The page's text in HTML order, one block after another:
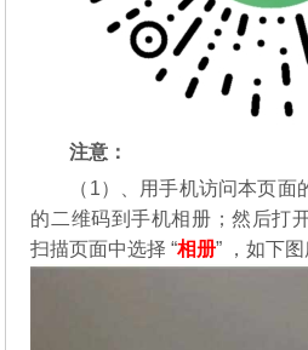
注意：
（1）、用手机访问本页
的二维码到手机相册；然后打
扫描页面中选择 “相册” ，如下图